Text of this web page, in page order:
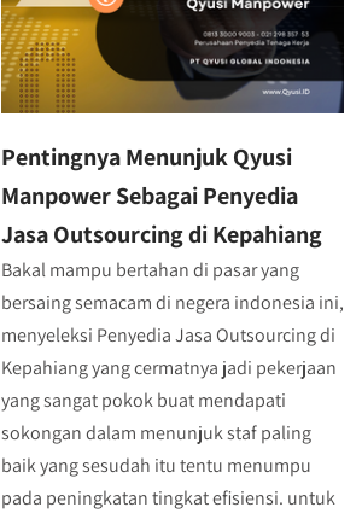
Pentingnya Menunjuk Qyusi
Manpower Sebagai Penyedia
Jasa Outsourcing di Kepahiang
Bakal mampu bertahan di pasar yang
bersaing semacam di negera indonesia ini,
menyeleksi Penyedia Jasa Outsourcing di
Kepahiang yang cermatnya jadi pekerjaan
yang sangat pokok buat mendapati
sokongan dalam menunjuk staf paling
baik yang sesudah itu tentu menumpu
pada peningkatan tingkat efisiensi. untuk